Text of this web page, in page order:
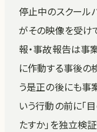
停止中のスクール
がその映像を受け
報・事故報告は事
に作動する事後の
う是正の後にも事
いう行動の前に「
たすか」を独立検